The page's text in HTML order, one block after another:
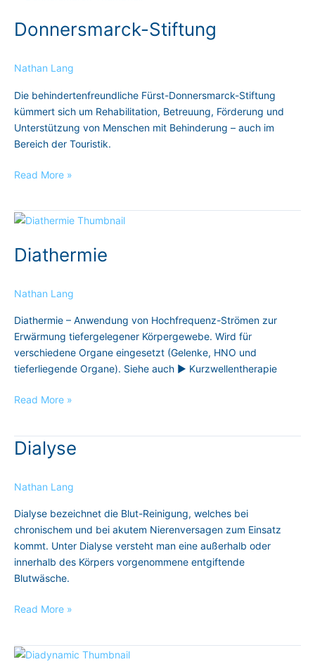
Donnersmarck-Stiftung
Nathan Lang
Die behindertenfreundliche Fürst-Donnersmarck-Stiftung
kümmert sich um Rehabilitation, Betreuung, Förderung und
Unterstützung von Menschen mit Behinderung – auch im
Bereich der Touristik.
Read More »
Diathermie
Nathan Lang
Diathermie – Anwendung von Hochfrequenz-Strömen zur
Erwärmung tiefergelegener Körpergewebe. Wird für
verschiedene Organe eingesetzt (Gelenke, HNO und
tieferliegende Organe). Siehe auch ► Kurzwellentherapie
Diathermie
Read More »
Dialyse
Nathan Lang
Dialyse bezeichnet die Blut-Reinigung, welches bei
chronischem und bei akutem Nierenversagen zum Einsatz
kommt. Unter Dialyse versteht man eine außerhalb oder
innerhalb des Körpers vorgenommene entgiftende
Blutwäsche.
Dialyse
Read More »
Diadyn